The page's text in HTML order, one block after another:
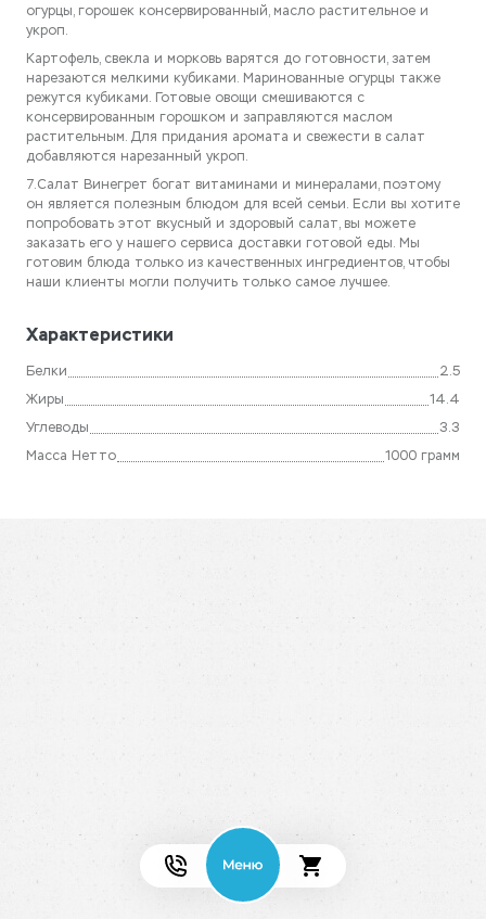
огурцы, горошек консервированный, масло растительное и
укроп.
Картофель, свекла и морковь варятся до готовности, затем
нарезаются мелкими кубиками. Маринованные огурцы также
режутся кубиками. Готовые овощи смешиваются с
консервированным горошком и заправляются маслом
растительным. Для придания аромата и свежести в салат
добавляются нарезанный укроп.
7.Салат Винегрет богат витаминами и минералами, поэтому
он является полезным блюдом для всей семьи. Если вы хотите
попробовать этот вкусный и здоровый салат, вы можете
заказать его у нашего сервиса доставки готовой еды. Мы
готовим блюда только из качественных ингредиентов, чтобы
наши клиенты могли получить только самое лучшее.
Характеристики
Белки 2.5
Жиры 14.4
Углеводы 3.3
Масса Нетто 1000 грамм